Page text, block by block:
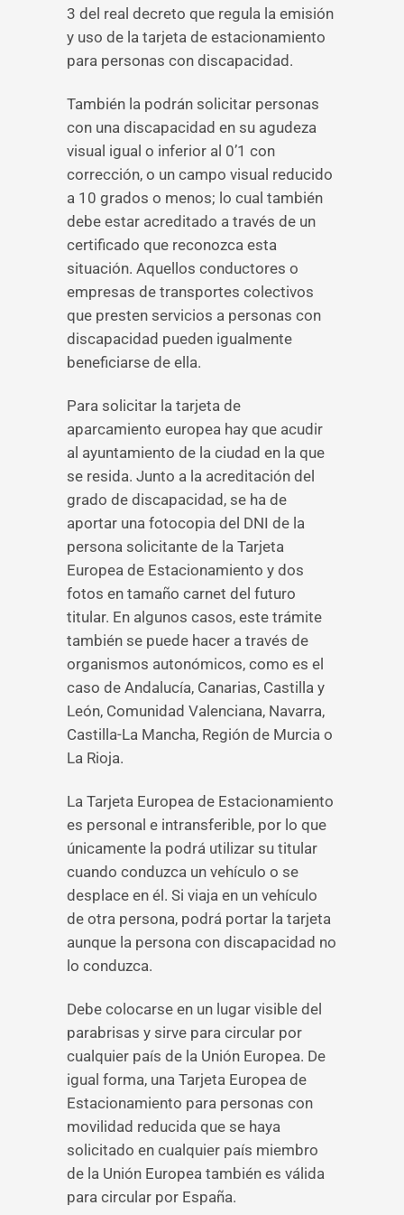
3 del real decreto que regula la emisión
y uso de la tarjeta de estacionamiento
para personas con discapacidad.
También la podrán solicitar personas
con una discapacidad en su agudeza
visual igual o inferior al 0’1 con
corrección, o un campo visual reducido
a 10 grados o menos; lo cual también
debe estar acreditado a través de un
certificado que reconozca esta
situación. Aquellos conductores o
empresas de transportes colectivos
que presten servicios a personas con
discapacidad pueden igualmente
beneficiarse de ella.
Para solicitar la tarjeta de
aparcamiento europea hay que acudir
al ayuntamiento de la ciudad en la que
se resida. Junto a la acreditación del
grado de discapacidad, se ha de
aportar una fotocopia del DNI de la
persona solicitante de la Tarjeta
Europea de Estacionamiento y dos
fotos en tamaño carnet del futuro
titular. En algunos casos, este trámite
también se puede hacer a través de
organismos autonómicos, como es el
caso de Andalucía, Canarias, Castilla y
León, Comunidad Valenciana, Navarra,
Castilla-La Mancha, Región de Murcia o
La Rioja.
La Tarjeta Europea de Estacionamiento
es personal e intransferible, por lo que
únicamente la podrá utilizar su titular
cuando conduzca un vehículo o se
desplace en él. Si viaja en un vehículo
de otra persona, podrá portar la tarjeta
aunque la persona con discapacidad no
lo conduzca.
Debe colocarse en un lugar visible del
parabrisas y sirve para circular por
cualquier país de la Unión Europea. De
igual forma, una Tarjeta Europea de
Estacionamiento para personas con
movilidad reducida que se haya
solicitado en cualquier país miembro
de la Unión Europea también es válida
para circular por España.